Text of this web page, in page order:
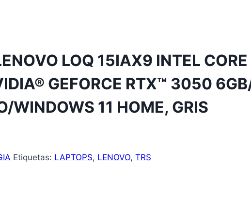
LOQ 15IAX9 INTEL
GEFORCE RTX™ 3050
WINDOWS 11 HOME, GRIS
Etiquetas: LAPTOPS, LENOVO, TRS